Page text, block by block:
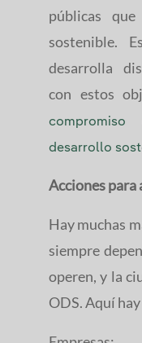
públicas
sostenible.
desarrolla
con estos
desarrollo
Acciones para
Hay muchas
siempre
operen, y la
ODS. Aquí